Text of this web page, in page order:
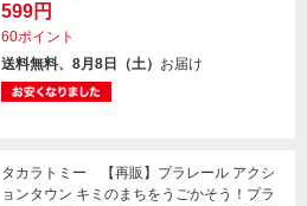
599円
60ポイント
送料無料、8月8日（土） お届け
タカラトミー 【再販】プラレール アクシ
ョンタウン キミのまちをうごかそう！プラ